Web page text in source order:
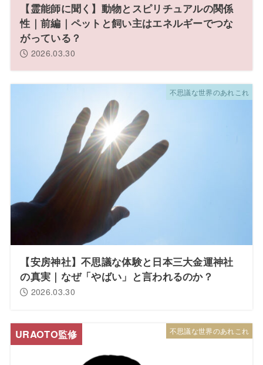
【霊能師に聞く】動物とスピリチュアルの関係
性｜前編｜ペットと飼い主はエネルギーでつな
がっている？
2026.03.30
不思議な世界のあれこれ
【安房神社】不思議な体験と日本三大金運神社
の真実｜なぜ「やばい」と言われるのか？
2026.03.30
不思議な世界のあれこれ